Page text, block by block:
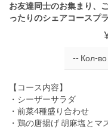
お友達同士のお集まり、
ったりのシェアコースプ
【コース内容】
・シーザーサラダ
・前菜4種盛り合わせ
・鶏の唐揚げ 胡麻塩とマ